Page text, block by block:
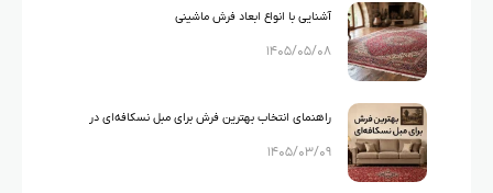
آشنایی با انواع ابعاد فرش ماشینی
۱۴۰۵/۰۵/۰۸
راهنمای انتخاب بهترین فرش برای مبل نسکافه‌ای در
دکوراسیون منزل
۱۴۰۵/۰۳/۰۹